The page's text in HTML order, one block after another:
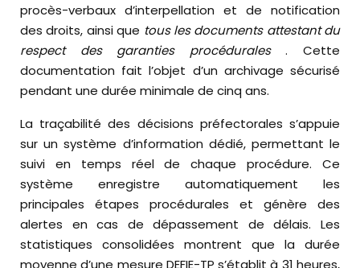
procès-verbaux d’interpellation et de notification
des droits, ainsi que tous les documents attestant du
respect des garanties procédurales. Cette
documentation fait l’objet d’un archivage sécurisé
pendant une durée minimale de cinq ans.
La traçabilité des décisions préfectorales s’appuie
sur un système d’information dédié, permettant le
suivi en temps réel de chaque procédure. Ce
système enregistre automatiquement les
principales étapes procédurales et génère des
alertes en cas de dépassement de délais. Les
statistiques consolidées montrent que la durée
moyenne d’une mesure DEFIE-TP s’établit à 31 heures,